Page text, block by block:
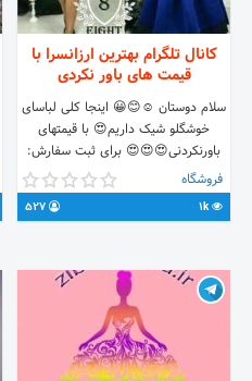
کانال تلگرام بهترین ارزانسرا با
قیمت های باور نکردی
سلام دوستان ☺😊😀 اینجا کلی لباسای
خوشگلو شیک داریم😍 با قیمتهای
باورنکردنی😍😍😍 برای ثبت سفارش:
@Elis1s7 لینک کانال:
https://t.me/joinchat/AAAAAFG-
mSZ0Sc8B3BV05w
فروشگاه
1k